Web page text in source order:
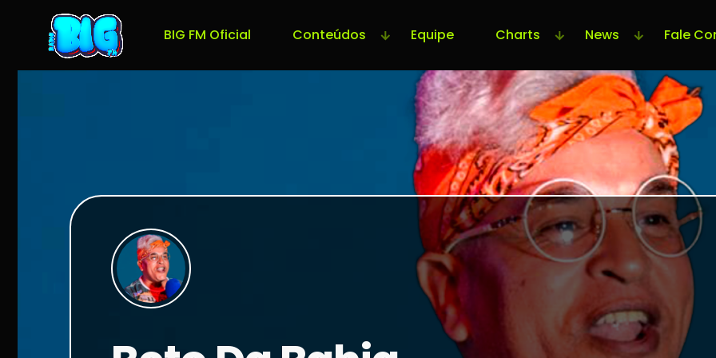
BIG FM Oficial Conteúdos Equipe Charts News Fale